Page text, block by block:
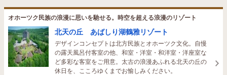
オホーツク民族の浪漫に思いを馳せる。時空を超える浪漫のリゾート
北天の丘 あばしり湖鶴雅リゾート
デザインコンセプトは北方民族とオホーツク文化。自慢
の露天風呂付客室の他、和室・洋室・和洋室・洋座室な
ど多彩な客室をご用意。太古の浪漫あふれる北天の丘の
休日を、こころゆくまでお愉しみください。
4名がこの宿を見ています